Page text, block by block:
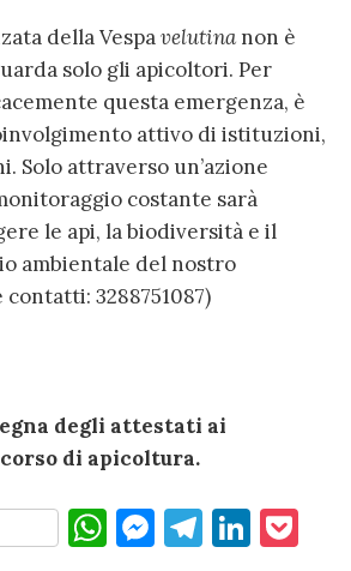
della Vespavelutina non è
solo gli apicoltori. Per
questa emergenza, è
attivo di istituzioni,
Solo attraverso un’azione
costante sarà
le api, la biodiversità e il
ambientale del nostro
3288751087)
degli attestati ai
di apicoltura.
W M T Li